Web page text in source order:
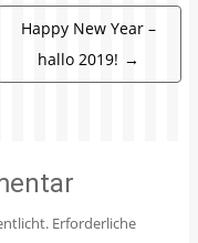
Happy New Year –
hallo 2019! →
Erforderliche